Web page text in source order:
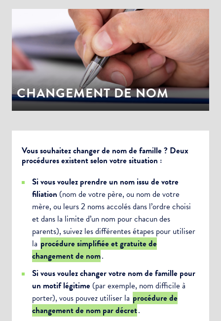
LA VILLE
DÉMOCRATIE
PARTICIPATIVE
CHANGEMENT DE NOM
Vous souhaitez changer de nom de famille ? Deux
procédures existent selon votre situation :
Si vous voulez prendre un nom issu de votre
filiation (nom de votre père, ou nom de votre
mère, ou leurs 2 noms accolés dans l’ordre choisi
et dans la limite d’un nom pour chacun des
parents), suivez les différentes étapes pour utiliser
la procédure simplifiée et gratuite de
changement de nom.
Si vous voulez changer votre nom de famille pour
un motif légitime (par exemple, nom difficile à
porter), vous pouvez utiliser la procédure de
changement de nom par décret.